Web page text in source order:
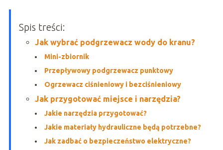
Spis treści:
Jak wybrać podgrzewacz wody do kranu?
Mini-zbiornik
Przepływowy podgrzewacz punktowy
Ogrzewacz ciśnieniowy i bezciśnieniowy
Jak przygotować miejsce i narzędzia?
Jakie narzędzia przygotować?
Jakie materiały hydrauliczne będą potrzebne?
Jak zadbać o bezpieczeństwo elektryczne?